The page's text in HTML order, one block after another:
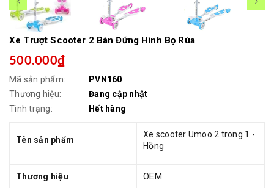
Xe Trượt Scooter 2 Bàn Đứng Hình Bọ Rùa
500.000₫
Mã sản phẩm:
PVN160
Thương hiệu:
Đang cập nhật
Tình trạng:
Hết hàng
Tên sản phẩm
Xe scooter Umoo 2 trong 1 -
Hồng
Thương hiệu OEM